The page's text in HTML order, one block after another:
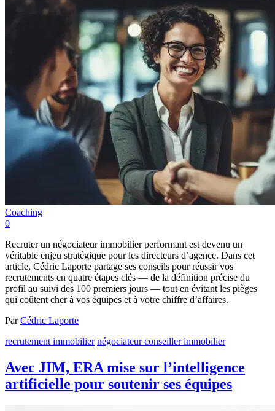
Coaching
0
Recruter un négociateur immobilier performant est devenu un
véritable enjeu stratégique pour les directeurs d’agence. Dans cet
article, Cédric Laporte partage ses conseils pour réussir vos
recrutements en quatre étapes clés — de la définition précise du
profil au suivi des 100 premiers jours — tout en évitant les pièges
qui coûtent cher à vos équipes et à votre chiffre d’affaires.
ParCédric Laporte
recrutement immobilier négociateur conseiller immobilier
Avec JIM, ERA mise sur l’intelligence
artificielle pour soutenir ses équipes